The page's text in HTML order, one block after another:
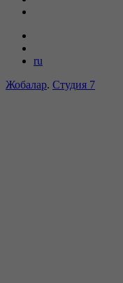
ru
Жобалар. Студия 7